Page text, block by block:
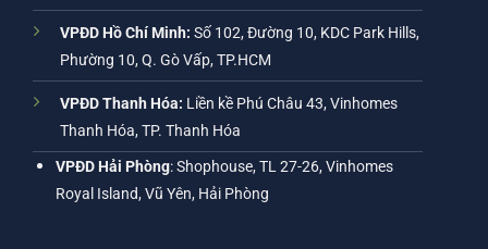
VPĐD Hồ Chí Minh: Số 102, Đường 10, KDC Park Hills,
Phường 10, Q. Gò Vấp, TP.HCM
VPĐD Thanh Hóa: Liền kề Phú Châu 43, Vinhomes
Thanh Hóa, TP. Thanh Hóa
VPĐD Hải Phòng: Shophouse, TL 27-26, Vinhomes
Royal Island, Vũ Yên, Hải Phòng